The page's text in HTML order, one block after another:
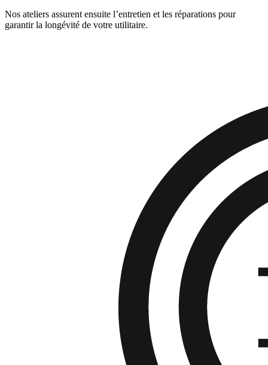
Nos ateliers assurent ensuite l’entretien et les réparations pour
garantir la longévité de votre utilitaire.